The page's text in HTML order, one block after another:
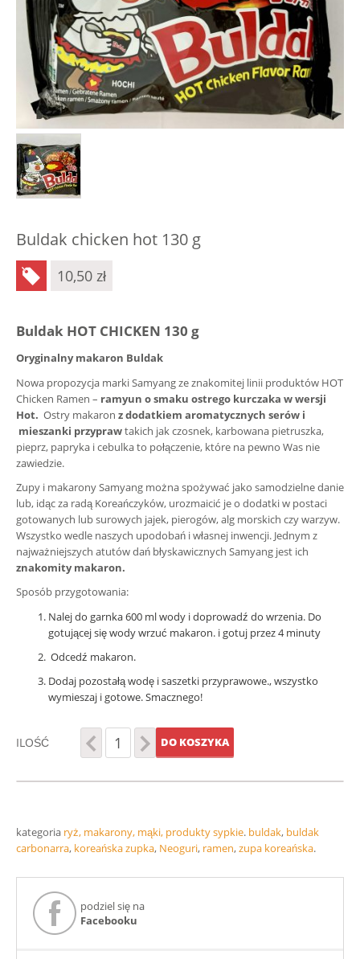
Buldak chicken hot 130 g
10,50 zł
Buldak HOT CHICKEN 130 g
Oryginalny makaron Buldak
Nowa propozycja marki Samyang ze znakomitej linii produktów HOT
Chicken Ramen – ramyun o smaku ostrego kurczaka w wersji
Hot. Ostry makaron z dodatkiem aromatycznych serów i
mieszanki przyprawtakich jak czosnek, karbowana pietruszka,
pieprz, papryka i cebulka to połączenie, które na pewno Was nie
zawiedzie.
Zupy i makarony Samyang można spożywać jako samodzielne danie
lub, idąc za radą Koreańczyków, urozmaicić je o dodatki w postaci
gotowanych lub surowych jajek, pierogów, alg morskich czy warzyw.
Wszystko wedle naszych upodobań i własnej inwencji. Jednym z
najważniejszych atutów dań błyskawicznych Samyang jest ich
znakomity makaron.
Sposób przygotowania:
Nalej do garnka 600 ml wody i doprowadź do wrzenia. Do
gotującej się wody wrzuć makaron. i gotuj przez 4 minuty
Odcedź makaron.
Dodaj pozostałą wodę i saszetki przyprawowe., wszystko
wymieszaj i gotowe. Smacznego!
ILOŚĆ DO KOSZYKA
kategoria ryż, makarony, mąki, produkty sypkie. buldak, buldak
carbonarra, koreańska zupka, Neoguri, ramen,zupa koreańska.
podziel się na
Facebooku